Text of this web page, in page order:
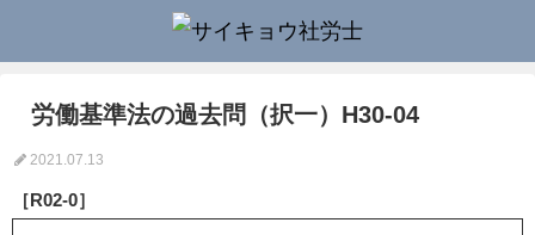
労働基準法の過去問（択一）H30-04
2021.07.13
［R02-0］